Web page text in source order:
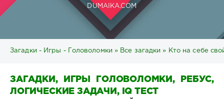
DUMAIKA.COM
Загадки - Игры - Головоломки » Все загадки » Кто на себе
ЗАГАДКИ, ИГРЫ ГОЛОВОЛОМКИ, РЕБУС,
ЛОГИЧЕСКИЕ ЗАДАЧИ, IQ ТЕСТ